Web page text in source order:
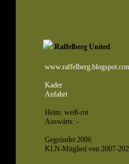
Raffelberg United
Kader
Anfahrt
Heim: weiß-rot
Auswärts: -
Gegründet 2006
KLN-Mitglied von 2007-